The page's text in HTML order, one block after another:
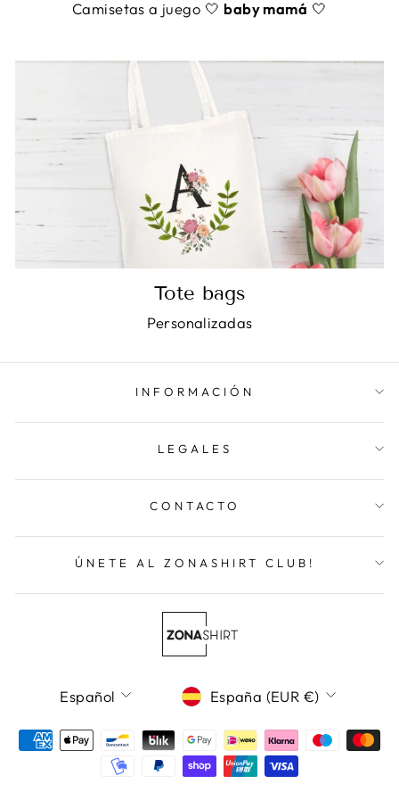
Camisetas a juego 🤍 baby mamá 🤍
Tote bags
Personalizadas
INFORMACIÓN
LEGALES
CONTACTO
ÚNETE AL ZONASHIRT CLUB!
Idioma
Español Moneda
España (EUR €)